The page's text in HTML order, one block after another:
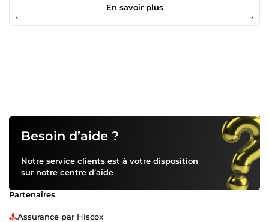
concrètes et performantes : Développement de SaaS et
applications web sur mesure Intégration d’IA (chatbots
En savoir plus
Besoin d’aide ?
Notre service clients est à votre disposition
sur notre centre d’aide
Partenaires
Assurance par Hiscox